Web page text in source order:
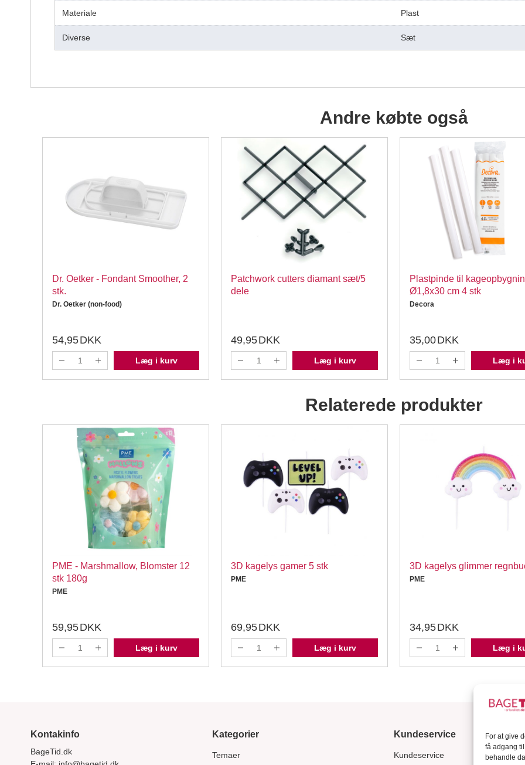
For at give
få adgang
behandle
Materiale Plast
Diverse Sæt
Andre købte også
Dr. Oetker - Fondant Smoother, 2
stk.
Dr. Oetker (non-food)
54,95DKK
Læg i kurv
Patchwork cutters diamant sæt/5
dele
49,95DKK
Læg i kurv
Plastpinde til
Ø1,8x30 cm 4 stk
Decora
35,00DKK
Læg i
Relaterede produkter
PME - Marshmallow, Blomster 12
stk 180g
PME
59,95DKK
Læg i kurv
3D kagelys gamer 5 stk
PME
69,95DKK
Læg i kurv
3D kagelys glimmer
PME
34,95DKK
Læg i
Kontakinfo
BageTid.dk
Kategorier
Temaer
Kundeservice
Kundeservice